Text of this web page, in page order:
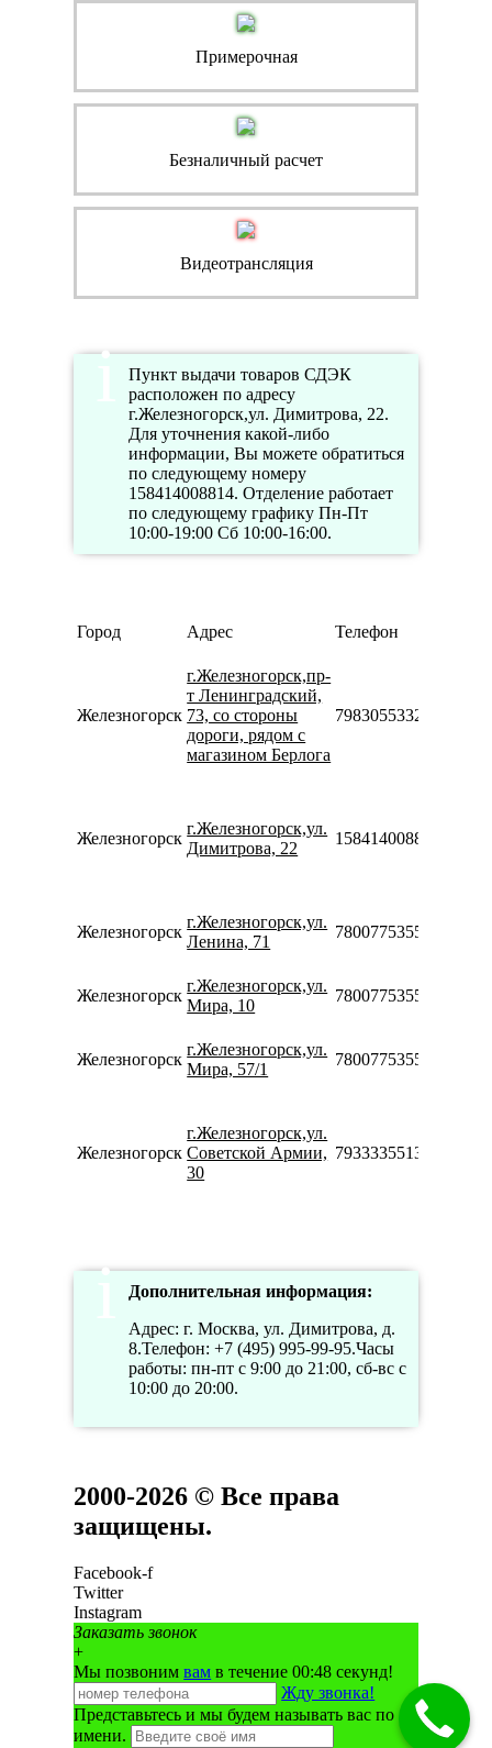
Примерочная
Безналичный расчет
Видеотрансляция
Пункт выдачи товаров СДЭК
расположен по адресу
г.Железногорск,ул. Димитрова, 22.
Для уточнения какой-либо
информации, Вы можете обратиться
по следующему номеру
158414008814. Отделение работает
по следующему графику Пн-Пт
10:00-19:00 Сб 10:00-16:00.
Город Адрес Телефон
Железногорск
г.Железногорск,пр-
т Ленинградский,
73, со стороны
дороги, рядом с
магазином Берлога
79830553322
Железногорск
г.Железногорск,ул.
Димитрова, 22
158414008814
Железногорск
г.Железногорск,ул.
Ленина, 71
78007753553
Железногорск
г.Железногорск,ул.
Мира, 10
78007753553
Железногорск
г.Железногорск,ул.
Мира, 57/1
78007753553
Железногорск
г.Железногорск,ул.
Советской Армии,
30
79333355137
Дополнительная информация:
Адрес: г. Москва, ул. Димитрова, д.
8.Телефон: +7 (495) 995-99-95.Часы
работы: пн-пт с 9:00 до 21:00, сб-вс с
10:00 до 20:00.
2000-2026 © Все права
защищены.
Facebook-f
Twitter
Instagram
Заказать звонок
+
Мы позвонимвам в течение 00:48 секунд!
Жду звонка!
Представьтесь и мы будем называть вас по
имени.